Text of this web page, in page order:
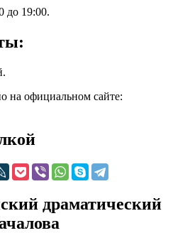
до 19:00.
на официальном сайте:
драматический